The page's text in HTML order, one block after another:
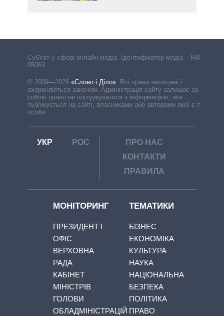
Cуб'єкт у сфері онлайн-медіа. Ідентифікатор медіа – R40-
05063
© 2009—2026 «Слово і Діло». Всі права захищені і
охороняються законом. Адміністрація сайту залишає за
собою право не погоджуватися з інформацією, яка
публікується на сайті, власниками або авторами якої є треті
особи.
УКР РОС
ПРО НАС
КОНТАКТИ
ПРАВИЛА
МОНІТОРИНГ
ПРЕЗИДЕНТ І
ОФІС
ВЕРХОВНА
РАДА
КАБІНЕТ
МІНІСТРІВ
ГОЛОВИ
ОБЛАДМІНІСТРАЦІЙ
ТЕМАТИКИ
БІЗНЕС
ЕКОНОМІКА
КУЛЬТУРА
НАУКА
НАЦІОНАЛЬНА
БЕЗПЕКА
ПОЛІТИКА
ПРАВО